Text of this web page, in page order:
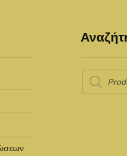
Products
search